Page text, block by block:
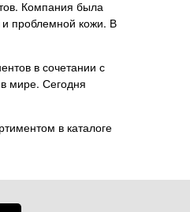
Компания была
и проблемной кожи. В
в сочетании с
мире. Сегодня
в каталоге